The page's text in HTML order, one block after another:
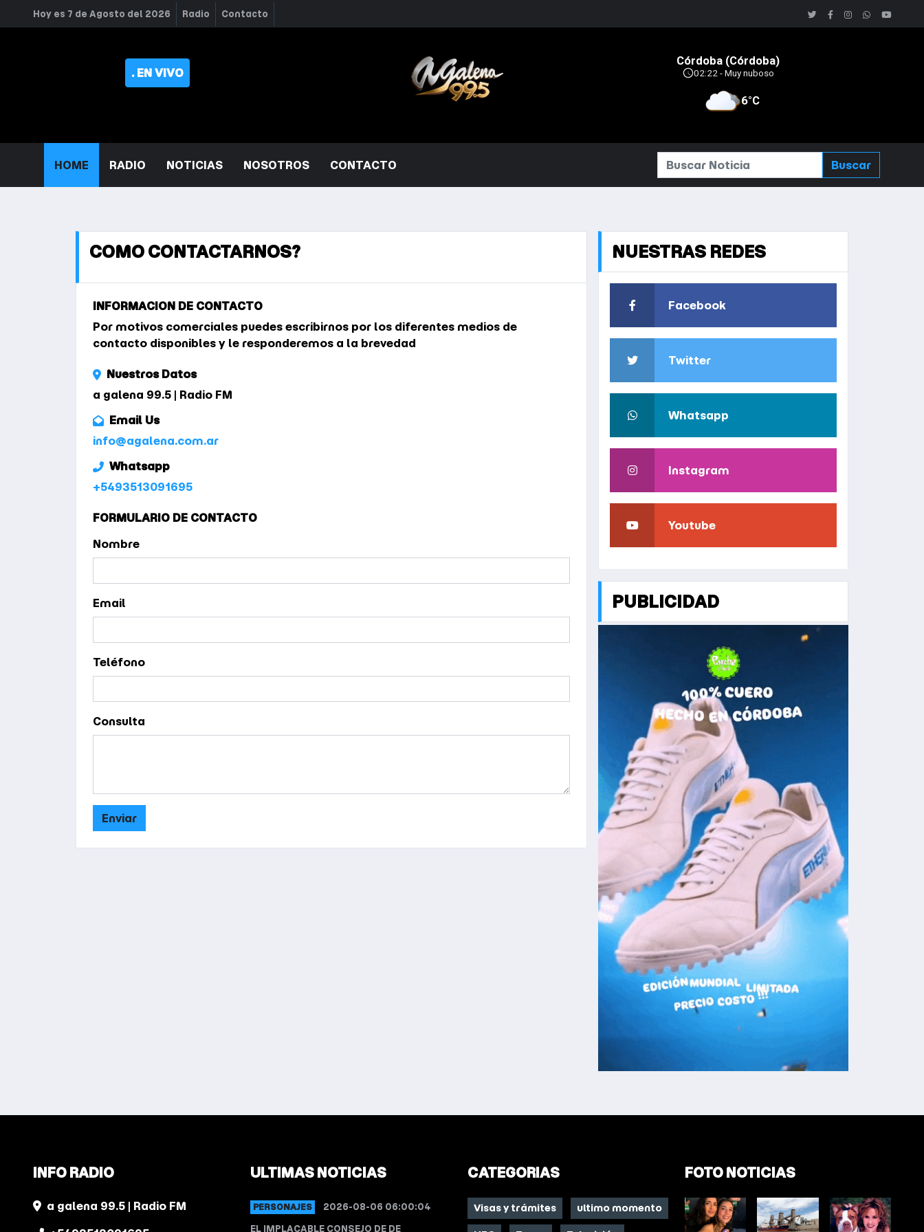
Hoy es 7 de Agosto del 2026 Radio Contacto
. EN VIVO
HOME RADIO NOTICIAS NOSOTROS CONTACTO Buscar
COMO CONTACTARNOS?
INFORMACION DE CONTACTO
Por motivos comerciales puedes escribirnos por los diferentes medios de
contacto disponibles y le responderemos a la brevedad
Nuestros Datos
a galena 99.5 | Radio FM
Email Us
info@agalena.com.ar
Whatsapp
+5493513091695
FORMULARIO DE CONTACTO
Nombre
Email
Teléfono
Consulta
Enviar
NUESTRAS REDES
Facebook
Twitter
Whatsapp
Instagram
Youtube
PUBLICIDAD
INFO RADIO
a galena 99.5 | Radio FM
ULTIMAS NOTICIAS
PERSONAJES
2026-08-06 06:00:04
EL IMPLACABLE CONSEJO DE DE
CATEGORIAS
Visas y trámites ultimo momento
FOTO NOTICIAS